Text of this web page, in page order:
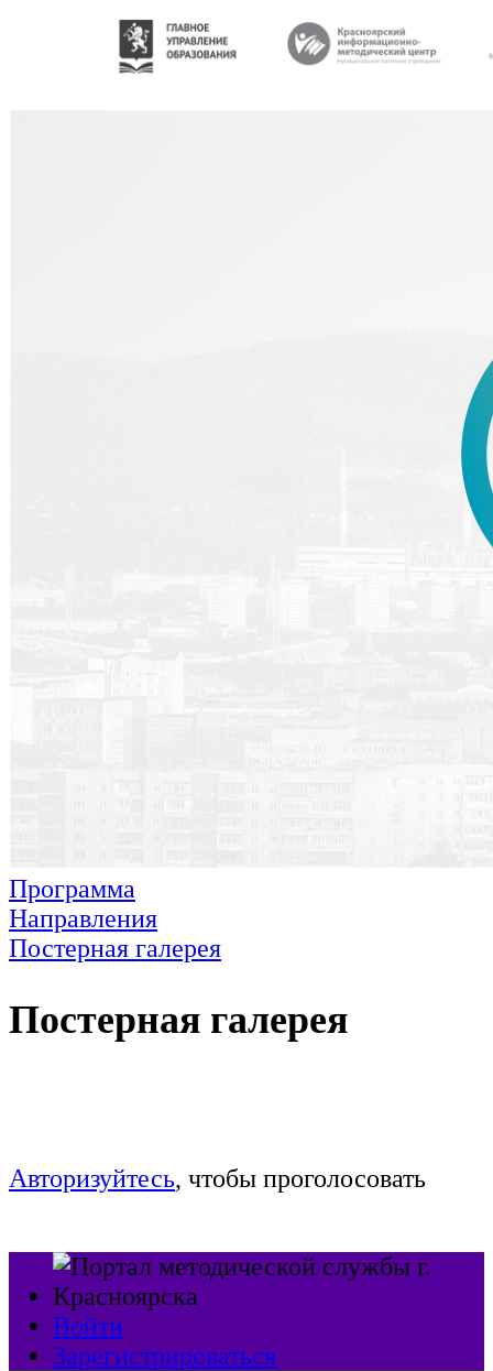
Программа
Направления
Постерная галерея
Постерная галерея
Авторизуйтесь, чтобы проголосовать
Войти
Зарегистрироваться